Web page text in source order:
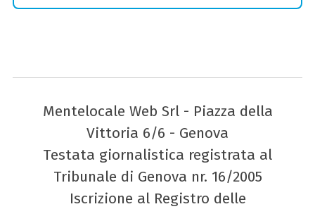
Mentelocale Web Srl - Piazza della
Vittoria 6/6 - Genova
Testata giornalistica registrata al
Tribunale di Genova nr. 16/2005
Iscrizione al Registro delle